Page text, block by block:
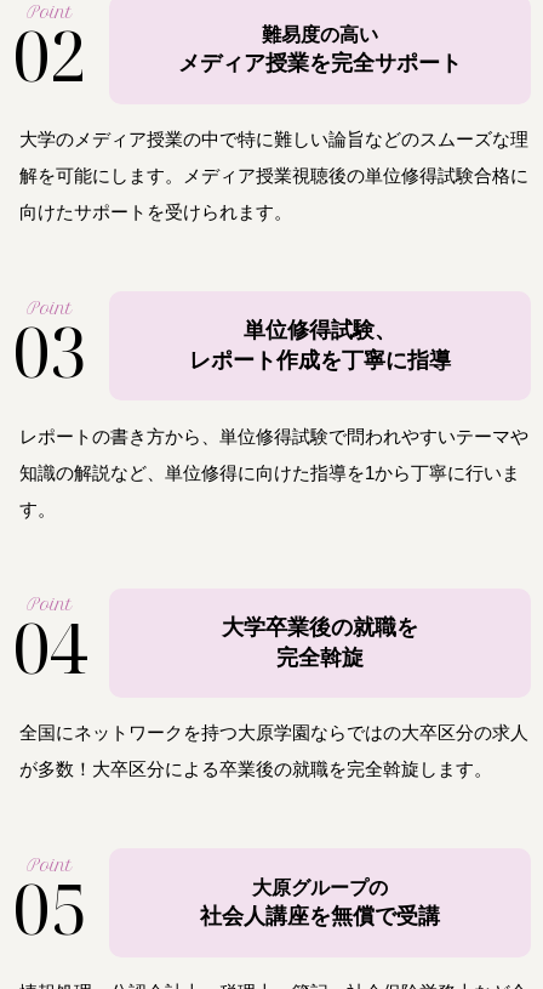
Point
02 難易度の高い
メディア授業を完全サポート
大学のメディア授業の中で特に難しい論旨などのスムーズな理
解を可能にします。メディア授業視聴後の単位修得試験合格に
向けたサポートを受けられます。
Point
03
単位修得試験、
レポート作成を丁寧に指導
レポートの書き方から、単位修得試験で問われやすいテーマや
知識の解説など、単位修得に向けた指導を1から丁寧に行いま
す。
Point
04
大学卒業後の就職を
完全斡旋
全国にネットワークを持つ大原学園ならではの大卒区分の求人
が多数！大卒区分による卒業後の就職を完全斡旋します。
Point
05 大原グループの
社会人講座を無償で受講